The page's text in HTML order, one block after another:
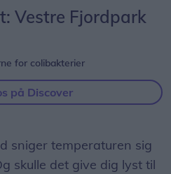
Vestre Fjordpark
for colibakterier
på Discover
sniger temperaturen sig
skulle det give dig lyst til